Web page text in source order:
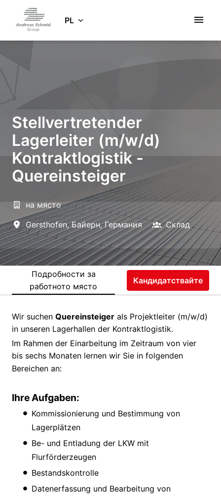
zawartości
Strona głównaPL
Stellvertretender
Lagerleiter (m/w/d)
Kontraktlogistik -
Quereinsteiger
на място
Gersthofen, Байерн, Германия Склад
Подробности за
работното място
Кандидатствайте
Wir suchen Quereinsteiger als Projektleiter (m/w/d)
in unseren Lagerhallen der Kontraktlogistik.
Im Rahmen der Einarbeitung im Zeitraum von vier
bis sechs Monaten lernen wir Sie in folgenden
Bereichen an:
Ihre Aufgaben:
Kommissionierung und Bestimmung von
Lagerplätzen
Be- und Entladung der LKW mit
Flurförderzeugen
Bestandskontrolle
Datenerfassung und Bearbeitung von